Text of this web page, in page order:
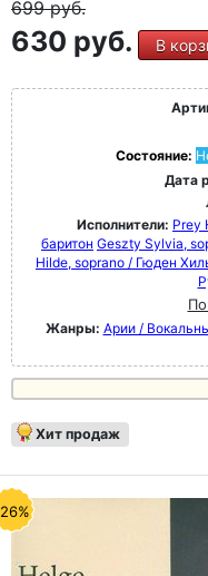
699руб.
630 руб. В
Состояние:
Дата
Исполнители: Prey
баритон Geszty Sylvia,
Hilde, soprano / Гюден
Жанры: Арии /
Хит продаж